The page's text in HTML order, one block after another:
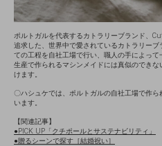
ポルトガルを代表するカトラリーブランド、
追求した、世界中で愛されているカトラリー
ての工程を自社工場で行い、職人の手によっ
生産で作られるマシンメイドには真似のでき
けます。
〇ハシュケでは、ポルトガルの自社工場で作
います。
【関連記事】
●PICK UP「クチポールとサステナビリティ」
●贈るシーンで探す［結婚祝い］